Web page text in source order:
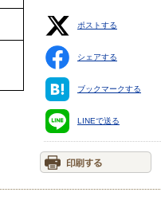
ポストする
シェアする
ブックマークする
LINEで送る